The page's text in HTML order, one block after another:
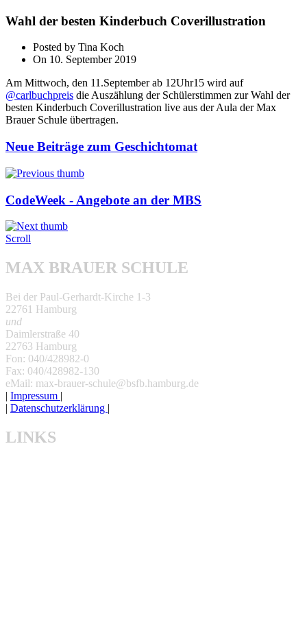
Wahl der besten Kinderbuch Coverillustration
Posted by Tina Koch
On 10. September 2019
Am Mittwoch, den 11.September ab 12Uhr15 wird auf
@carlbuchpreis die Auszählung der Schülerstimmen zur Wahl der
bes­ten Kinderbuch Coverillustration live aus der Aula der Max
Brauer Schule übertragen.
Neue Beiträge zum Geschichtomat
CodeWeek - Angebote an der MBS
Scroll
MAX BRAUER SCHULE
Bei der Paul-Gerhardt-Kirche 1-3
22761 Hamburg
und
Daimlerstraße 40
22763 Hamburg
Fon: 040/428982-0
Fax: 040/428982-130
eMail: max-brauer-schule@bsfb.hamburg.de
| Impressum |
| Datenschutzerklärung |
LINKS